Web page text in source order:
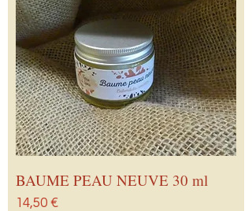
BAUME PEAU NEUVE 30 ml
Prix
14,50 €